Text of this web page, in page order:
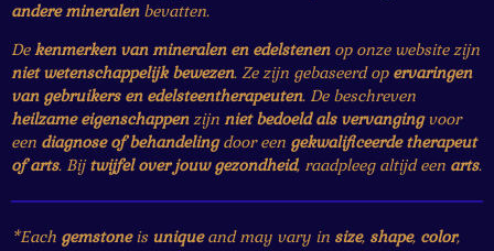
andere mineralenbevatten.
Dekenmerken van mineralen en edelstenenop onze website zijn
niet wetenschappelijk bewezen. Ze zijn gebaseerd op ervaringen
van gebruikers en edelsteentherapeuten. De beschreven
heilzame eigenschappenzijn niet bedoeld als vervangingvoor
een diagnose of behandelingdoor een gekwalificeerde therapeut
of arts. Bijtwijfel over jouw gezondheid, raadpleeg altijd een arts.
*Each gemstoneis uniqueand may vary in size, shape, color,